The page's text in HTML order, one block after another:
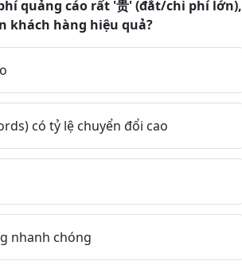
quảng cáo rất '贵' (đắt/chi phí lớn),
khách hàng hiệu quả?
có tỷ lệ chuyển đổi cao
nhanh chóng